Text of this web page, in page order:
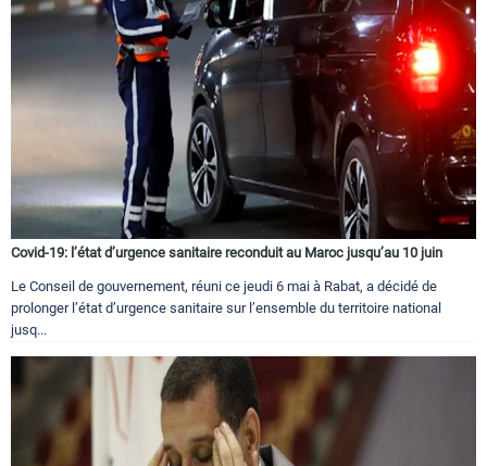
Covid-19: l’état d’urgence sanitaire reconduit au Maroc jusqu’au 10 juin
Le Conseil de gouvernement, réuni ce jeudi 6 mai à Rabat, a décidé de
prolonger l’état d’urgence sanitaire sur l’ensemble du territoire national
jusq...